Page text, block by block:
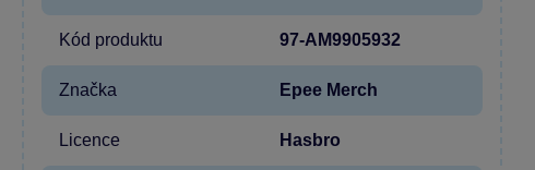
Kód produktu 97-AM9905932
Značka Epee Merch
Licence Hasbro